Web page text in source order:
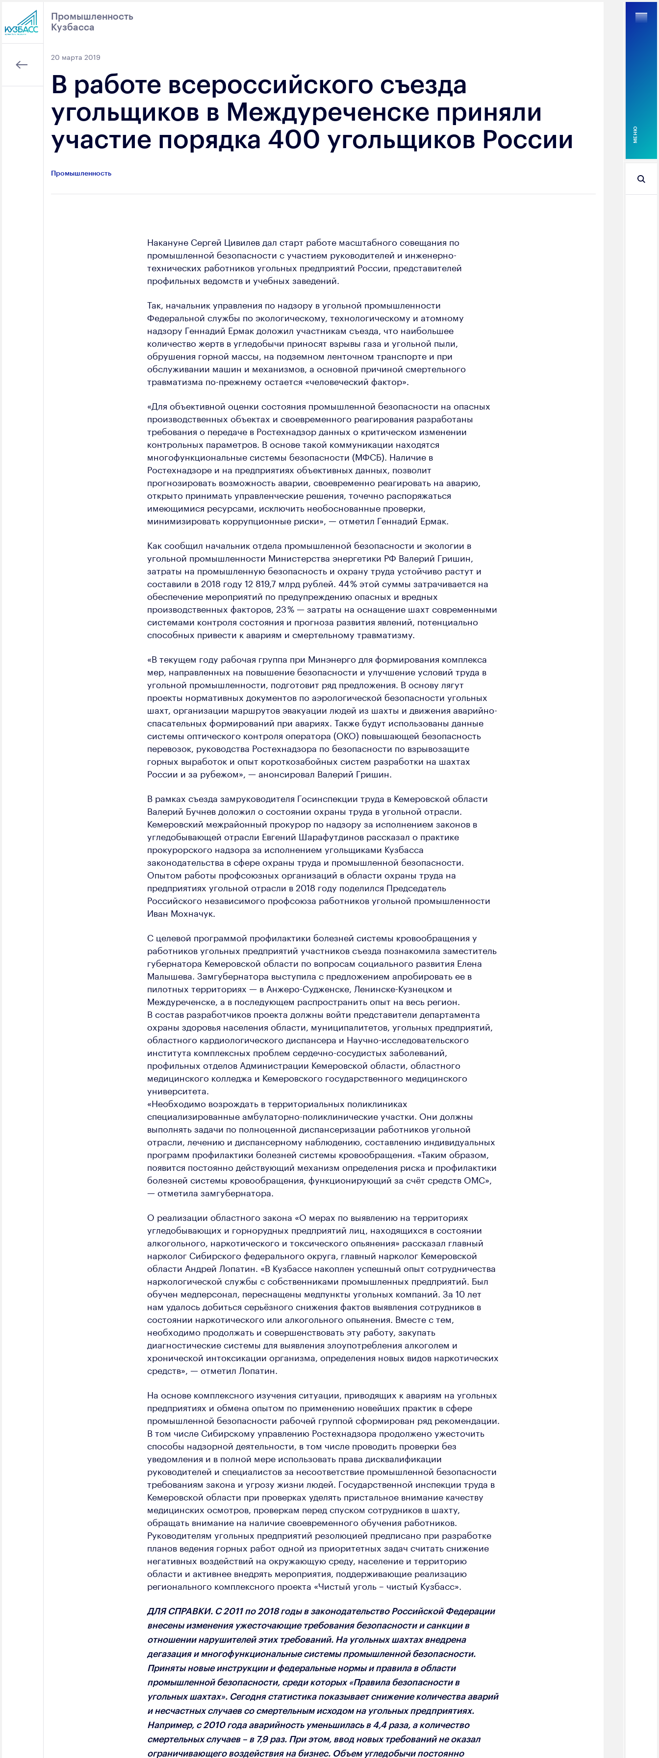
Промышленность
Кузбасса
MEНЮ
20 марта 2019
В работе всероссийского съезда
угольщиков в Междуреченске приняли
участие порядка 400 угольщиков России
Промышленность
Накануне Сергей Цивилев дал старт работе масштабного совещания по
промышленной безопасности с участием руководителей и инженерно-
технических работников угольных предприятий России, представителей
профильных ведомств и учебных заведений.
Так, начальник управления по надзору в угольной промышленности
Федеральной службы по экологическому, технологическому и атомному
надзору Геннадий Ермак доложил участникам съезда, что наибольшее
количество жертв в угледобычи приносят взрывы газа и угольной пыли,
обрушения горной массы, на подземном ленточном транспорте и при
обслуживании машин и механизмов, а основной причиной смертельного
травматизма по-прежнему остается «человеческий фактор».
«Для объективной оценки состояния промышленной безопасности на опасных
производственных объектах и своевременного реагирования разработаны
требования о передаче в Ростехнадзор данных о критическом изменении
контрольных параметров. В основе такой коммуникации находятся
многофункциональные системы безопасности (МФСБ). Наличие в
Ростехнадзоре и на предприятиях объективных данных, позволит
прогнозировать возможность аварии, своевременно реагировать на аварию,
открыто принимать управленческие решения, точечно распоряжаться
имеющимися ресурсами, исключить необоснованные проверки,
минимизировать коррупционные риски», — отметил Геннадий Ермак.
Как сообщил начальник отдела промышленной безопасности и экологии в
угольной промышленности Министерства энергетики РФ Валерий Гришин,
затраты на промышленную безопасность и охрану труда устойчиво растут и
составили в 2018 году 12 819,7 млрд рублей. 44 % этой суммы затрачивается на
обеспечение мероприятий по предупреждению опасных и вредных
производственных факторов, 23 % — затраты на оснащение шахт современными
системами контроля состояния и прогноза развития явлений, потенциально
способных привести к авариям и смертельному травматизму.
«В текущем году рабочая группа при Минэнерго для формирования комплекса
мер, направленных на повышение безопасности и улучшение условий труда в
угольной промышленности, подготовит ряд предложения. В основу лягут
проекты нормативных документов по аэрологической безопасности угольных
шахт, организации маршрутов эвакуации людей из шахты и движения аварийно-
спасательных формирований при авариях. Также будут использованы данные
системы оптического контроля оператора (ОКО) повышающей безопасность
перевозок, руководства Ростехнадзора по безопасности по взрывозащите
горных выработок и опыт короткозабойных систем разработки на шахтах
России и за рубежом», — анонсировал Валерий Гришин.
В рамках съезда замруководителя Госинспекции труда в Кемеровской области
Валерий Бучнев доложил о состоянии охраны труда в угольной отрасли.
Кемеровский межрайонный прокурор по надзору за исполнением законов в
угледобывающей отрасли Евгений Шарафутдинов рассказал о практике
прокурорского надзора за исполнением угольщиками Кузбасса
законодательства в сфере охраны труда и промышленной безопасности.
Опытом работы профсоюзных организаций в области охраны труда на
предприятиях угольной отрасли в 2018 году поделился Председатель
Российского независимого профсоюза работников угольной промышленности
Иван Мохначук.
С целевой программой профилактики болезней системы кровообращения у
работников угольных предприятий участников съезда познакомила заместитель
губернатора Кемеровской области по вопросам социального развития Елена
Малышева. Замгубернатора выступила с предложением апробировать ее в
пилотных территориях — в Анжеро-Судженске, Ленинске-Кузнецком и
Междуреченске, а в последующем распространить опыт на весь регион.
В состав разработчиков проекта должны войти представители департамента
охраны здоровья населения области, муниципалитетов, угольных предприятий,
областного кардиологического диспансера и Научно-исследовательского
института комплексных проблем сердечно-сосудистых заболеваний,
профильных отделов Администрации Кемеровской области, областного
медицинского колледжа и Кемеровского государственного медицинского
университета.
«Необходимо возрождать в территориальных поликлиниках
специализированные амбулаторно-поликлинические участки. Они должны
выполнять задачи по полноценной диспансеризации работников угольной
отрасли, лечению и диспансерному наблюдению, составлению индивидуальных
программ профилактики болезней системы кровообращения. «Таким образом,
появится постоянно действующий механизм определения риска и профилактики
болезней системы кровообращения, функционирующий за счёт средств ОМС»,
— отметила замгубернатора.
О реализации областного закона «О мерах по выявлению на территориях
угледобывающих и горнорудных предприятий лиц, находящихся в состоянии
алкогольного, наркотического и токсического опьянения» рассказал главный
нарколог Сибирского федерального округа, главный нарколог Кемеровской
области Андрей Лопатин. «В Кузбассе накоплен успешный опыт сотрудничества
наркологической службы с собственниками промышленных предприятий. Был
обучен медперсонал, переснащены медпункты угольных компаний. За 10 лет
нам удалось добиться серьёзного снижения фактов выявления сотрудников в
состоянии наркотического или алкогольного опьянения. Вместе с тем,
необходимо продолжать и совершенствовать эту работу, закупать
диагностические системы для выявления злоупотребления алкоголем и
хронической интоксикации организма, определения новых видов наркотических
средств», — отметил Лопатин.
На основе комплексного изучения ситуации, приводящих к авариям на угольных
предприятиях и обмена опытом по применению новейших практик в сфере
промышленной безопасности рабочей группой сформирован ряд рекомендации.
В том числе Сибирскому управлению Ростехнадзора продолжено ужесточить
способы надзорной деятельности, в том числе проводить проверки без
уведомления и в полной мере использовать права дисквалификации
руководителей и специалистов за несоответствие промышленной безопасности
требованиям закона и угрозу жизни людей. Государственной инспекции труда в
Кемеровской области при проверках уделять пристальное внимание качеству
медицинских осмотров, проверкам перед спуском сотрудников в шахту,
обращать внимание на наличие своевременного обучения работников.
Руководителям угольных предприятий резолюцией предписано при разработке
планов ведения горных работ одной из приоритетных задач считать снижение
негативных воздействий на окружающую среду, население и территорию
области и активнее внедрять мероприятия, поддерживающие реализацию
регионального комплексного проекта «Чистый уголь – чистый Кузбасс».
ДЛЯ СПРАВКИ. С 2011 по 2018 годы в законодательство Российской Федерации
внесены изменения ужесточающие требования безопасности и санкции в
отношении нарушителей этих требований. На угольных шахтах внедрена
дегазация и многофункциональные системы промышленной безопасности.
Приняты новые инструкции и федеральные нормы и правила в области
промышленной безопасности, среди которых «Правила безопасности в
угольных шахтах». Сегодня статистика показывает снижение количества аварий
и несчастных случаев со смертельным исходом на угольных предприятиях.
Например, с 2010 года аварийность уменьшилась в 4,4 раза, а количество
смертельных случаев – в 7,9 раз. При этом, ввод новых требований не оказал
ограничивающего воздействия на бизнес. Объем угледобычи постоянно